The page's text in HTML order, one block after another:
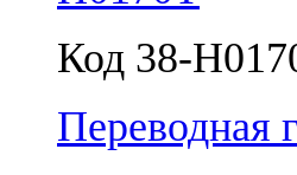
Код 38-
Переводная